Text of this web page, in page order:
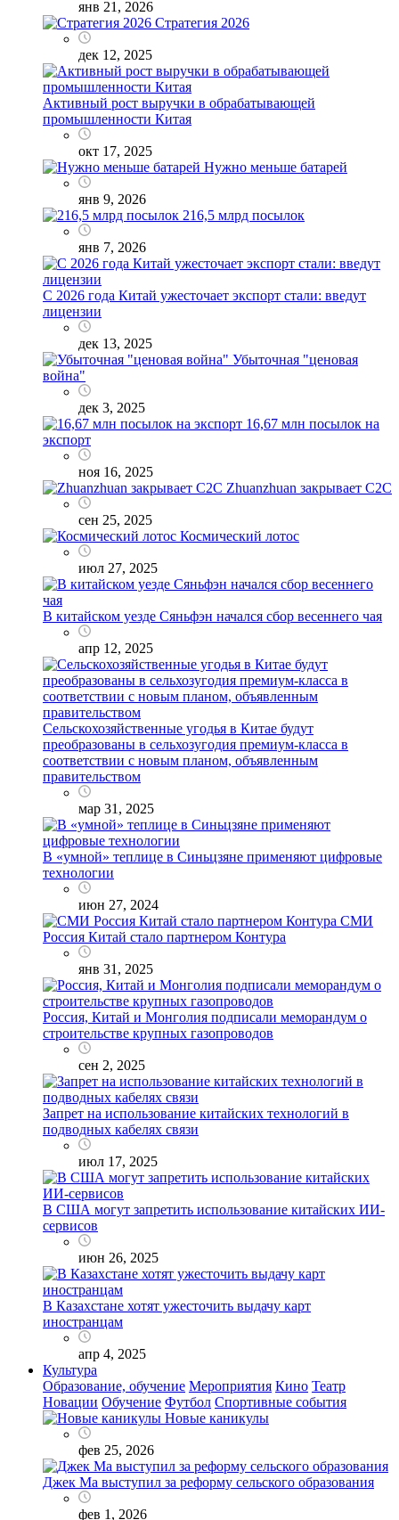
янв 21, 2026
Стратегия 2026
дек 12, 2025
Активный рост выручки в обрабатывающей
промышленности Китая
окт 17, 2025
Нужно меньше батарей
янв 9, 2026
216,5 млрд посылок
янв 7, 2026
С 2026 года Китай ужесточает экспорт стали: введут
лицензии
дек 13, 2025
Убыточная "ценовая
война"
дек 3, 2025
16,67 млн посылок на
экспорт
ноя 16, 2025
Zhuanzhuan закрывает C2C
сен 25, 2025
Космический лотос
июл 27, 2025
В китайском уезде Сяньфэн начался сбор весеннего чая
апр 12, 2025
Сельскохозяйственные угодья в Китае будут
преобразованы в сельхозугодия премиум-класса в
соответствии с новым планом, объявленным
правительством
мар 31, 2025
В «умной» теплице в Синьцзяне применяют цифровые
технологии
июн 27, 2024
СМИ
Россия Китай стало партнером Контура
янв 31, 2025
Россия, Китай и Монголия подписали меморандум о
строительстве крупных газопроводов
сен 2, 2025
Запрет на использование китайских технологий в
подводных кабелях связи
июл 17, 2025
В США могут запретить использование китайских ИИ-
сервисов
июн 26, 2025
В Казахстане хотят ужесточить выдачу карт
иностранцам
апр 4, 2025
Культура
Образование, обучение Мероприятия Кино Театр
Новации Обучение Футбол Спортивные события
Новые каникулы
фев 25, 2026
Джек Ма выступил за реформу сельского образования
фев 1, 2026